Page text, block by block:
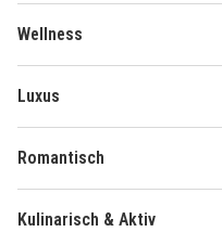
Wellness
Luxus
Romantisch
Kulinarisch & Aktiv